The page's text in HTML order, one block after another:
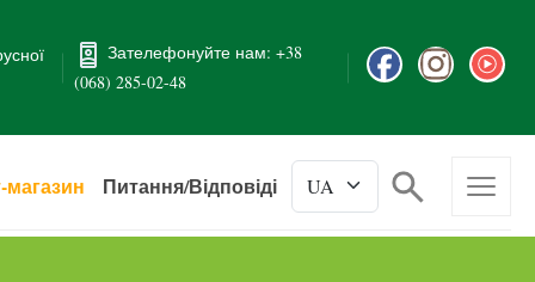
Зателефонуйте нам: +38
(068) 285-02-48
магазин Питання/Відповіді